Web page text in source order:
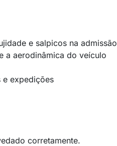
e salpicos na admissão
a aerodinâmica do veículo
expedições
corretamente.